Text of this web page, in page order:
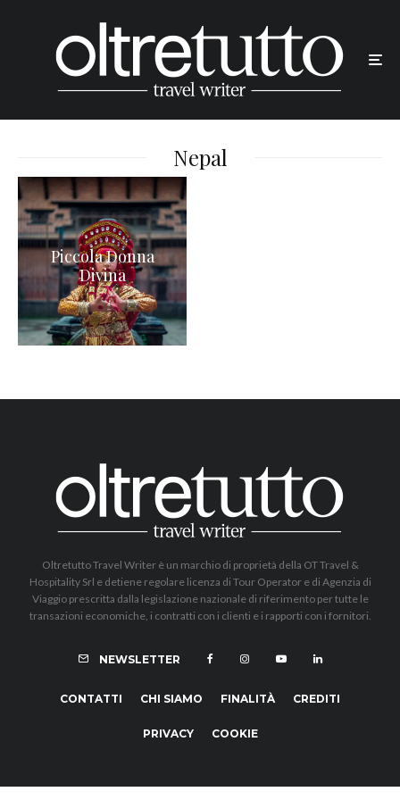
Nepal
Piccola Donna
Divina
Oltretutto Travel Writer è un marchio di proprietà della OT Travel &
Hospitality Srl e detiene regolare licenza di Tour Operator e di Agenzia di
Viaggio prescritta dalla legislazione nazionale di riferimento per tutte le
transazioni economiche, i contratti con i clienti e i rapporti con i fornitori.
NEWSLETTER
CONTATTI CHI SIAMO FINALITÀ CREDITI
PRIVACY COOKIE